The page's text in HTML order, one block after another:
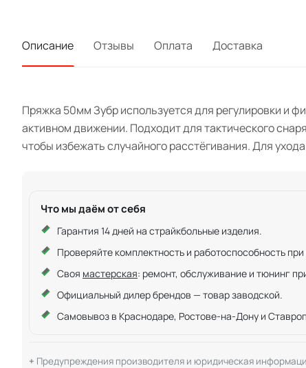
Описание Отзывы Оплата Доставка
Пряжка 50мм Зубр используется для регулировки и
активном движении. Подходит для тактического
чтобы избежать случайного расстёгивания. Для
Что мы даём от себя
Гарантия 14 дней на страйкбольные изделия.
Проверяйте комплектность и работоспособность при
Своя мастерская: ремонт, обслуживание и тюнинг
Официальный дилер брендов — товар заводской.
Самовывоз в Краснодаре, Ростове-на-Дону и
Предупреждения производителя и юридическая